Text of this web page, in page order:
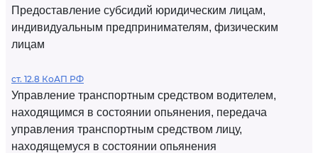
Предоставление субсидий юридическим лицам,
индивидуальным предпринимателям, физическим
лицам
ст. 12.8 КоАП РФ
Управление транспортным средством водителем,
находящимся в состоянии опьянения, передача
управления транспортным средством лицу,
находящемуся в состоянии опьянения